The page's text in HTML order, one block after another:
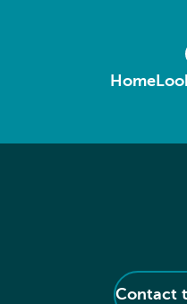
Home
Contact